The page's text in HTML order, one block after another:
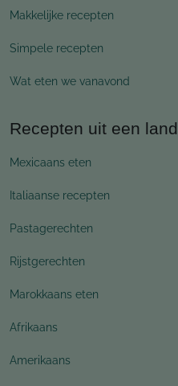
Makkelijke recepten
Simpele recepten
Wat eten we vanavond
Recepten uit een land
Mexicaans eten
Italiaanse recepten
Pastagerechten
Rijstgerechten
Marokkaans eten
Afrikaans
Amerikaans